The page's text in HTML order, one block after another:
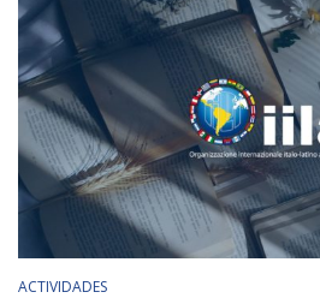
Contratos/Acuerdos/Grant
NEWSLETTER
ACTIVIDADES